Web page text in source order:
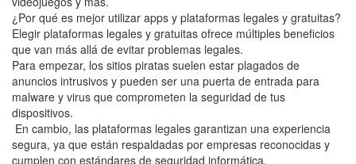
¿Por qué es mejor utilizar apps y plataformas legales y gratuitas?
Elegir plataformas legales y gratuitas ofrece múltiples beneficios
que van más allá de evitar problemas legales.
Para empezar, los sitios piratas suelen estar plagados de
anuncios intrusivos y pueden ser una puerta de entrada para
malware y virus que comprometen la seguridad de tus
dispositivos.
En cambio, las plataformas legales garantizan una experiencia
segura, ya que están respaldadas por empresas reconocidas y
cumplen con estándares de seguridad informática.